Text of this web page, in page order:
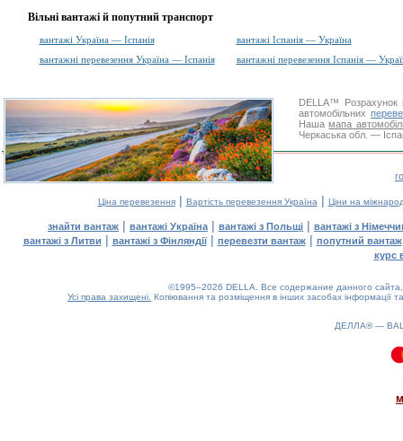
Вільні вантажі й попутний транспорт
вантажі Україна — Іспанія
вантажі Іспанія — Україна
вантажні перевезення Україна — Іспанія
вантажні перевезення Іспанія —
DELLA™
Розрахунок
автомобільних
Нашамапа
Черкаська обл. —
Ціна перевезення| Вартість перевезення Україна | Ціни на
знайти вантаж | вантажі Україна | вантажі з Польщі | вантажі з
вантажі з Литви | вантажі з Фінляндії| перевезти вантаж| попутний вантаж
курс
©1995–2026 DELLA. Все содержание данного
Усі права захищені. Копіювання та розміщення в інших засобах інформації
ДЕЛЛА® —